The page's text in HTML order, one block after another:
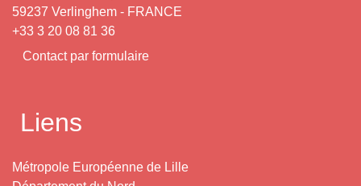
59237 Verlinghem - FRANCE
+33 3 20 08 81 36
Contact par formulaire
Liens
Métropole Européenne de Lille